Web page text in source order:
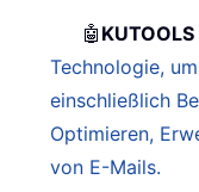
🤖 KUTOOLS
Technologie,
einschließlich
Optimieren,
von E-Mails.